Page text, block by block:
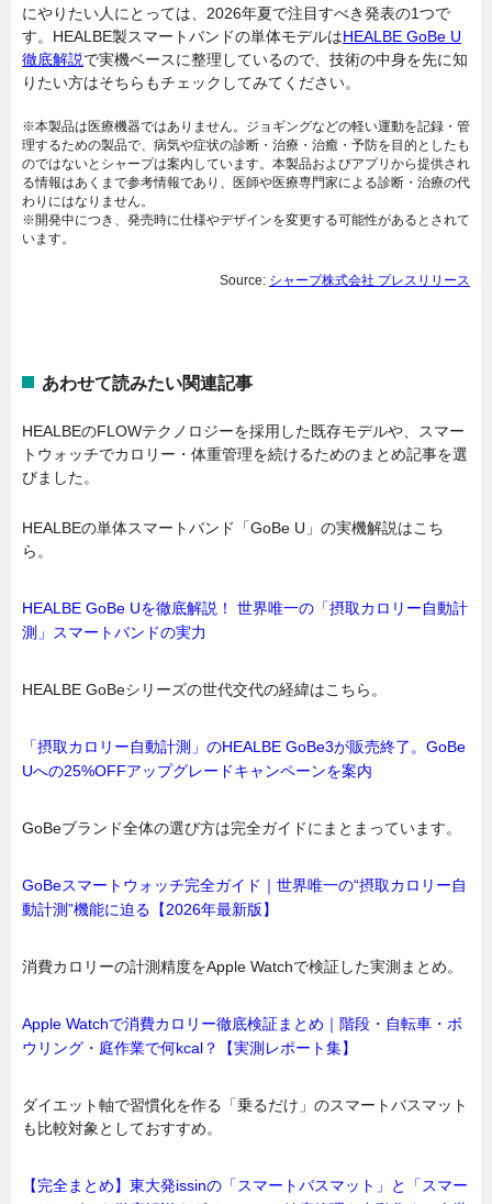
にやりたい人にとっては、2026年夏で注目すべき発表の1つで
す。HEALBE製スマートバンドの単体モデルはHEALBE GoBe U
徹底解説で実機ベースに整理しているので、技術の中身を先に知
りたい方はそちらもチェックしてみてください。
※本製品は医療機器ではありません。ジョギングなどの軽い運動を記録・管
理するための製品で、病気や症状の診断・治療・治癒・予防を目的としたも
のではないとシャープは案内しています。本製品およびアプリから提供され
る情報はあくまで参考情報であり、医師や医療専門家による診断・治療の代
わりにはなりません。
※開発中につき、発売時に仕様やデザインを変更する可能性があるとされて
います。
Source: シャープ株式会社 プレスリリース
あわせて読みたい関連記事
HEALBEのFLOWテクノロジーを採用した既存モデルや、スマー
トウォッチでカロリー・体重管理を続けるためのまとめ記事を選
びました。
HEALBEの単体スマートバンド「GoBe U」の実機解説はこち
ら。
HEALBE GoBe Uを徹底解説！ 世界唯一の「摂取カロリー自動計
測」スマートバンドの実力
HEALBE GoBeシリーズの世代交代の経緯はこちら。
「摂取カロリー自動計測」のHEALBE GoBe3が販売終了。GoBe
Uへの25%OFFアップグレードキャンペーンを案内
GoBeブランド全体の選び方は完全ガイドにまとまっています。
GoBeスマートウォッチ完全ガイド｜世界唯一の“摂取カロリー自
動計測”機能に迫る【2026年最新版】
消費カロリーの計測精度をApple Watchで検証した実測まとめ。
Apple Watchで消費カロリー徹底検証まとめ｜階段・自転車・ボ
ウリング・庭作業で何kcal？【実測レポート集】
ダイエット軸で習慣化を作る「乗るだけ」のスマートバスマット
も比較対象としておすすめ。
【完全まとめ】東大発issinの「スマートバスマット」と「スマー